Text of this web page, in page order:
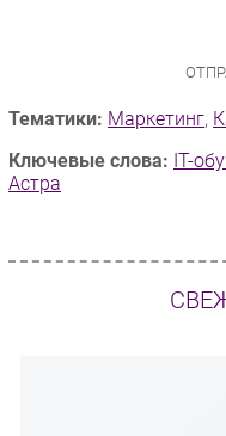
Тематики: Маркетинг,
Ключевые слова: IT-
Астра